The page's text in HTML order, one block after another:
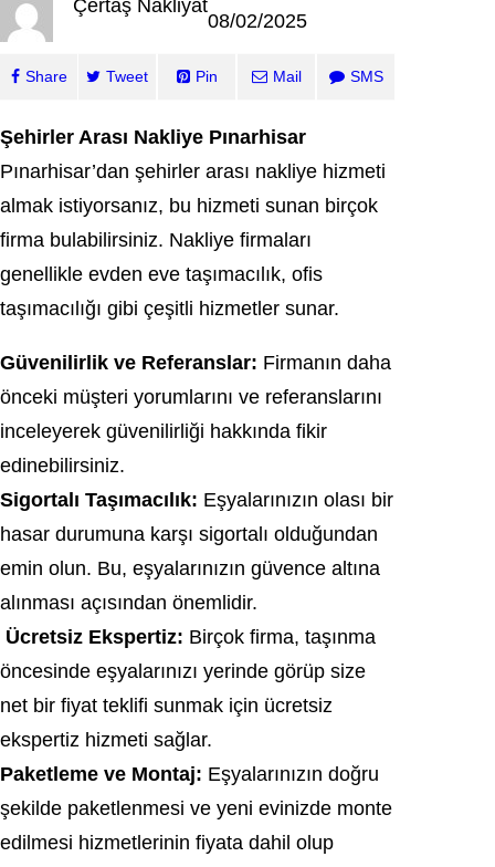
Çertaş Nakliyat
08/02/2025
Share Tweet Pin Mail SMS
Şehirler Arası Nakliye Pınarhisar
Pınarhisar’dan şehirler arası nakliye hizmeti
almak istiyorsanız, bu hizmeti sunan birçok
firma bulabilirsiniz. Nakliye firmaları
genellikle evden eve taşımacılık, ofis
taşımacılığı gibi çeşitli hizmetler sunar.
Güvenilirlik ve Referanslar: Firmanın daha
önceki müşteri yorumlarını ve referanslarını
inceleyerek güvenilirliği hakkında fikir
edinebilirsiniz.
Sigortalı Taşımacılık: Eşyalarınızın olası bir
hasar durumuna karşı sigortalı olduğundan
emin olun. Bu, eşyalarınızın güvence altına
alınması açısından önemlidir.
Ücretsiz Ekspertiz: Birçok firma, taşınma
öncesinde eşyalarınızı yerinde görüp size
net bir fiyat teklifi sunmak için ücretsiz
ekspertiz hizmeti sağlar.
Paketleme ve Montaj: Eşyalarınızın doğru
şekilde paketlenmesi ve yeni evinizde monte
edilmesi hizmetlerinin fiyata dahil olup